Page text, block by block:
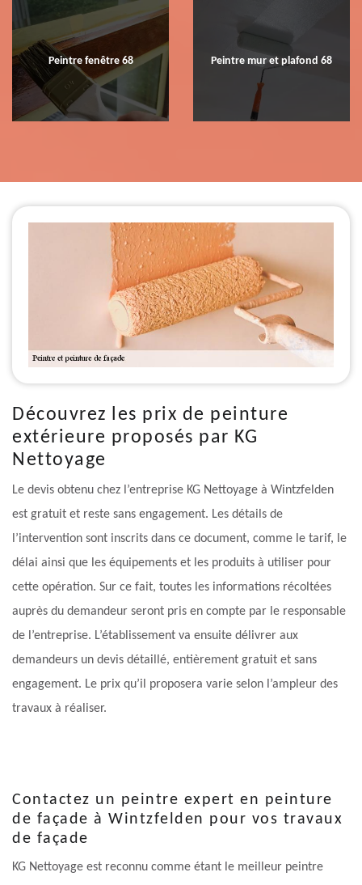
Peintre fenêtre 68 Peintre mur et plafond 68
Découvrez les prix de peinture
extérieure proposés par KG
Nettoyage
Le devis obtenu chez l’entreprise KG Nettoyage à Wintzfelden
est gratuit et reste sans engagement. Les détails de
l’intervention sont inscrits dans ce document, comme le tarif, le
délai ainsi que les équipements et les produits à utiliser pour
cette opération. Sur ce fait, toutes les informations récoltées
auprès du demandeur seront pris en compte par le responsable
de l’entreprise. L’établissement va ensuite délivrer aux
demandeurs un devis détaillé, entièrement gratuit et sans
engagement. Le prix qu’il proposera varie selon l’ampleur des
travaux à réaliser.
Contactez un peintre expert en peinture
de façade à Wintzfelden pour vos travaux
de façade
KG Nettoyage est reconnu comme étant le meilleur peintre